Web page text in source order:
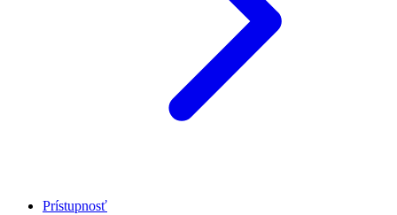
Prístupnosť